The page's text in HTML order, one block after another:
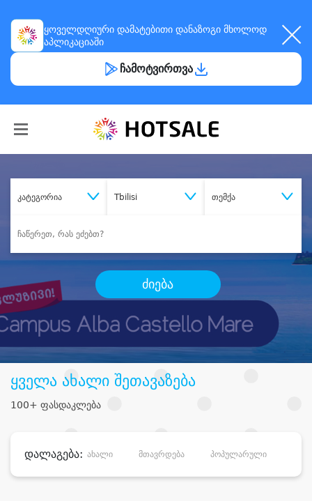
ყოველდღიური დამატებითი დანაზოგი მხოლოდ
აპლიკაციაში
ჩამოტვირთვა
კატეგორია Tbilisi თემქა
ძიება
ყველა ახალი შეთავაზება
100+ ფასდაკლება
დალაგება: ახალი მთავრდება პოპულარული